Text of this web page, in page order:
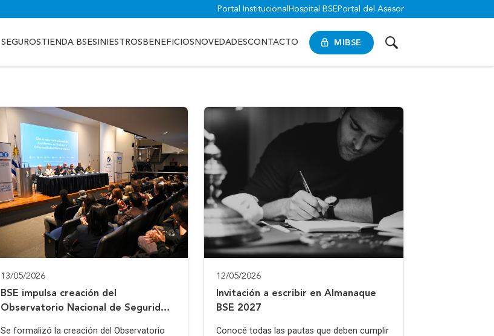
Portal Institucional Hospital BSE Portal del Asesor
MIBSE
SEGUROSTIENDA BSESINIESTROS BENEFICIOS NOVEDADESCONTACTO
13/05/2026
BSE impulsa creación del
Observatorio Nacional de Seguridad
Se formalizó la creación del Observatorio
12/05/2026
Invitación a escribir en Almanaque
BSE 2027
Conocé todas las pautas que deben cumplir